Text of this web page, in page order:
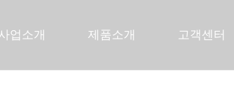
업소개 제품소개 고객센터